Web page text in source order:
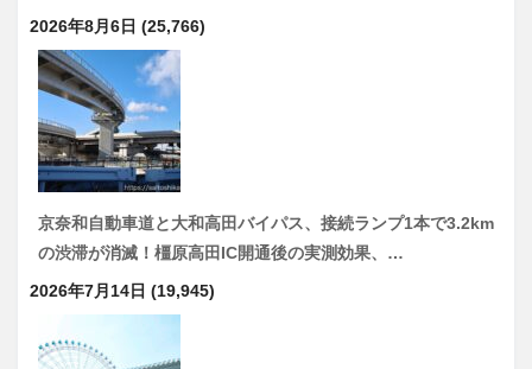
2026年8月6日 (25,766)
京奈和自動車道と大和高田バイパス、接続ランプ1本で3.2km
の渋滞が消滅！橿原高田IC開通後の実測効果、…
2026年7月14日 (19,945)